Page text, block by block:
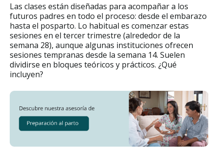
Las clases están diseñadas para acompañar a los
futuros padres en todo el proceso: desde el embarazo
hasta el posparto. Lo habitual es comenzar estas
sesiones en el tercer trimestre (alrededor de la
semana 28), aunque algunas instituciones ofrecen
sesiones tempranas desde la semana 14. Suelen
dividirse en bloques teóricos y prácticos. ¿Qué
incluyen?